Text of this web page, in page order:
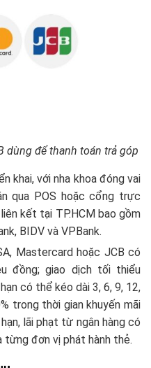
dùng để thanh toán trả góp
khai, với nha khoa đóng vai
qua POS hoặc cổng trực
kết tại TP.HCM bao gồm
BIDV và VPBank.
Mastercard hoặc JCB có
đồng; giao dịch tối thiểu
có thể kéo dài 3, 6, 9, 12,
trong thời gian khuyến mãi
lãi phạt từ ngân hàng có
từng đơn vị phát hành thẻ.